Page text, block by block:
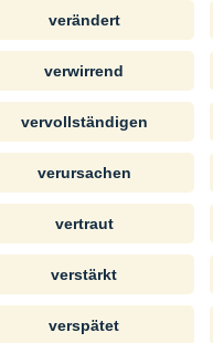
verändert
verwirrend
vervollständigen
verursachen
vertraut
verstärkt
verspätet